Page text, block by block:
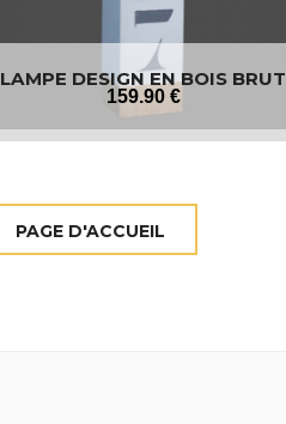
LAMPE DESIGN EN BOIS BRUT
159.90 €